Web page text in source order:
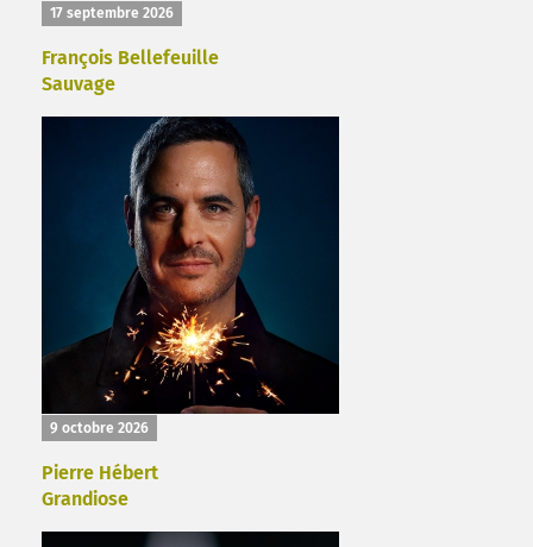
17 septembre 2026
François Bellefeuille
Sauvage
9 octobre 2026
Pierre Hébert
Grandiose